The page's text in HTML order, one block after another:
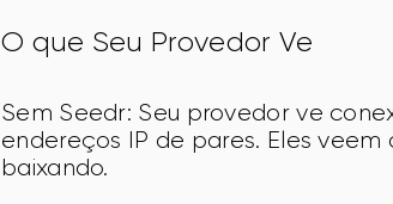
O que Seu Provedor Ve
Sem Seedr: Seu provedor ve
endereços IP de pares. Eles
baixando.